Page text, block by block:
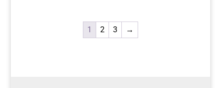
1 2 3 →